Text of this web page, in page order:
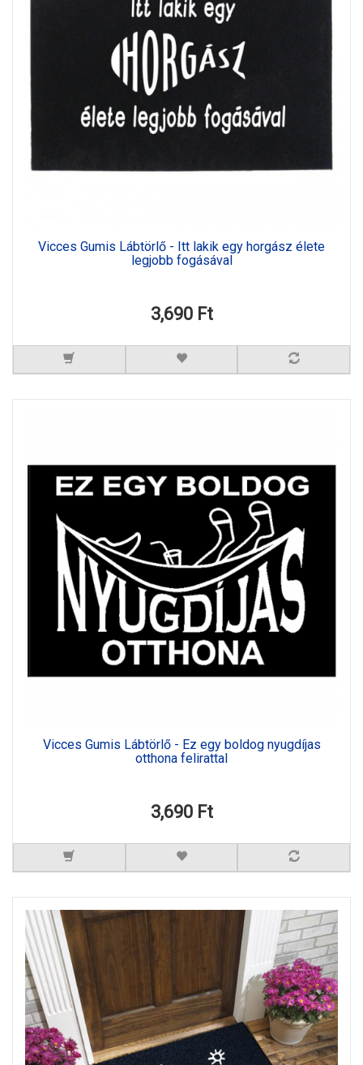
Vicces Gumis Lábtörlő - Itt lakik egy horgász élete
legjobb fogásával
3,690 Ft
Vicces Gumis Lábtörlő - Ez egy boldog nyugdíjas
otthona felirattal
3,690 Ft